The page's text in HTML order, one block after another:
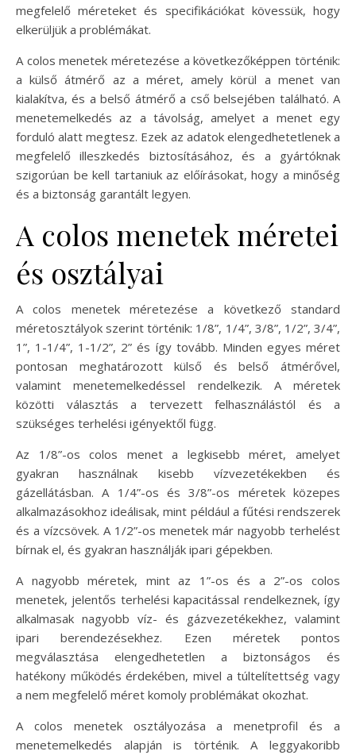
megfelelő méreteket és specifikációkat kövessük, hogy
elkerüljük a problémákat.
A colos menetek méretezése a következőképpen történik:
a külső átmérő az a méret, amely körül a menet van
kialakítva, és a belső átmérő a cső belsejében található. A
menetemelkedés az a távolság, amelyet a menet egy
forduló alatt megtesz. Ezek az adatok elengedhetetlenek a
megfelelő illeszkedés biztosításához, és a gyártóknak
szigorúan be kell tartaniuk az előírásokat, hogy a minőség
és a biztonság garantált legyen.
A colos menetek méretei
és osztályai
A colos menetek méretezése a következő standard
méretosztályok szerint történik: 1/8”, 1/4”, 3/8”, 1/2”, 3/4”,
1”, 1-1/4”, 1-1/2”, 2” és így tovább. Minden egyes méret
pontosan meghatározott külső és belső átmérővel,
valamint menetemelkedéssel rendelkezik. A méretek
közötti választás a tervezett felhasználástól és a
szükséges terhelési igényektől függ.
Az 1/8”-os colos menet a legkisebb méret, amelyet
gyakran használnak kisebb vízvezetékekben és
gázellátásban. A 1/4”-os és 3/8”-os méretek közepes
alkalmazásokhoz ideálisak, mint például a fűtési rendszerek
és a vízcsövek. A 1/2”-os menetek már nagyobb terhelést
bírnak el, és gyakran használják ipari gépekben.
A nagyobb méretek, mint az 1”-os és a 2”-os colos
menetek, jelentős terhelési kapacitással rendelkeznek, így
alkalmasak nagyobb víz- és gázvezetékekhez, valamint
ipari berendezésekhez. Ezen méretek pontos
megválasztása elengedhetetlen a biztonságos és
hatékony működés érdekében, mivel a túltelítettség vagy
a nem megfelelő méret komoly problémákat okozhat.
A colos menetek osztályozása a menetprofil és a
menetemelkedés alapján is történik. A leggyakoribb